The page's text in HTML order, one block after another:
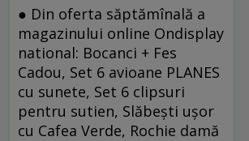
● Din oferta săptămînală a
magazinului online Ondisplay
national: Bocanci + Fes
Cadou, Set 6 avioane PLANES
cu sunete, Set 6 clipsuri
pentru sutien, Slăbeşti uşor
cu Cafea Verde, Rochie damă